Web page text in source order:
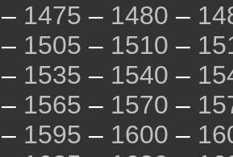
– 1475 – 1480 –
– 1505 – 1510 –
– 1535 – 1540 –
– 1565 – 1570 –
– 1595 – 1600 –